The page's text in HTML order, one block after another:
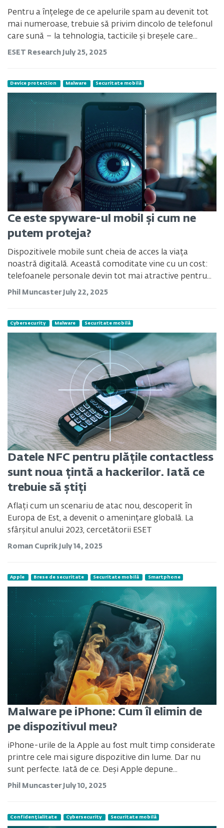
Pentru a înțelege de ce apelurile spam au devenit tot
mai numeroase, trebuie să privim dincolo de telefonul
care sună – la tehnologia, tacticile și breșele care...
ESET Research July 25, 2025
Device protection Malware Securitate mobilă
Ce este spyware-ul mobil și cum ne
putem proteja?
Dispozitivele mobile sunt cheia de acces la viața
noastră digitală. Această comoditate vine cu un cost:
telefoanele personale devin tot mai atractive pentru...
Phil Muncaster July 22, 2025
Cybersecurity Malware Securitate mobilă
Datele NFC pentru plățile contactless
sunt noua țintă a hackerilor. Iată ce
trebuie să știți
Aflați cum un scenariu de atac nou, descoperit în
Europa de Est, a devenit o amenințare globală. La
sfârșitul anului 2023, cercetătorii ESET
Roman Cuprik July 14, 2025
Apple Brese de securitate Securitate mobilă Smartphone
Malware pe iPhone: Cum îl elimin de
pe dispozitivul meu?
iPhone-urile de la Apple au fost mult timp considerate
printre cele mai sigure dispozitive din lume. Dar nu
sunt perfecte. Iată de ce. Deși Apple depune...
Phil MuncasterJuly 10, 2025
Confidențialitate Cybersecurity Securitate mobilă